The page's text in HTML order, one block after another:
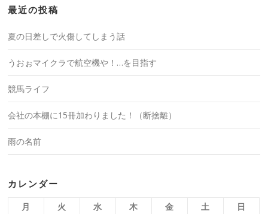
最近の投稿
夏の日差しで火傷してしまう話
うおぉマイクラで航空機や！…を目指す
競馬ライフ
会社の本棚に15冊加わりました！（断捨離）
雨の名前
カレンダー
月 火 水 木 金 土
日